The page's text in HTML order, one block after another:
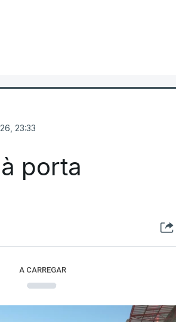
23:33
porta
A CARREGAR